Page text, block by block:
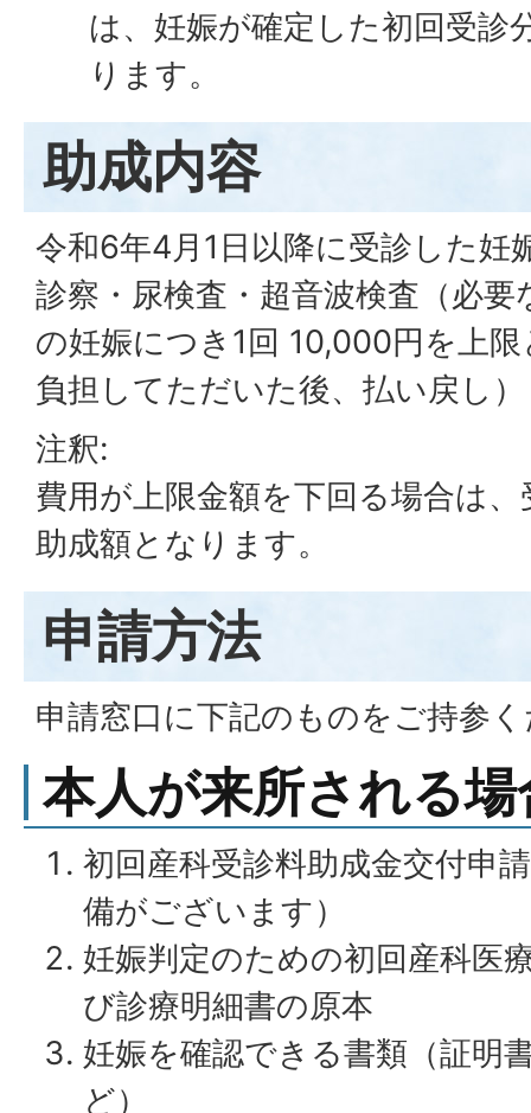
は、妊娠が確定した初回受診
ります。
助成内容
令和6年4月1日以降に受診した妊
診察・尿検査・超音波検査（必要
の妊娠につき1回 10,000円を上
負担してただいた後、払い戻し
注釈:
費用が上限金額を下回る場合は
助成額となります。
申請方法
申請窓口に下記のものをご持参
本人が来所される場
初回産科受診料助成金交付申
備がございます）
妊娠判定のための初回産科医
び診療明細書の原本
妊娠を確認できる書類（証明
ど）